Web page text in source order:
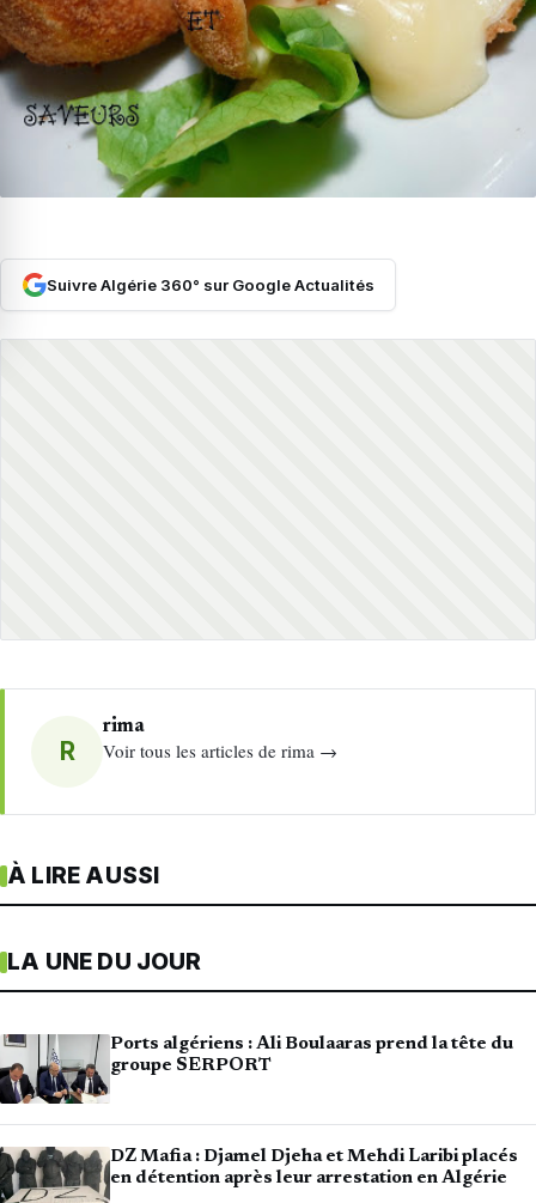
Suivre Algérie 360° sur Google Actualités
R
rima
Voir tous les articles de rima →
À LIRE AUSSI
LA UNE DU JOUR
Ports algériens : Ali Boulaaras prend la tête du
groupe SERPORT
DZ Mafia : Djamel Djeha et Mehdi Laribi placés
en détention après leur arrestation en Algérie